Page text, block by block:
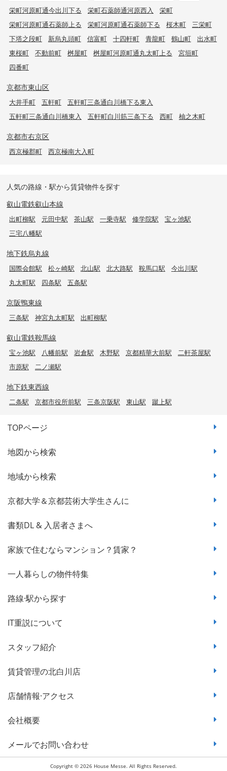
栄町河原町通今出川下る
栄町石薬師通河原西入
栄町
栄町河原町通石薬師上る
栄町河原町通石薬師下る 桜木町
三栄町
下塔之段町
新烏丸頭町 信富町 十四軒町 青龍町 鶴山町
出水町
東桜町
不動前町 桝屋町 桝屋町河原町通丸太町上る
宮垣町
四番町
京都市東山区
大井手町 五軒町
五軒町三条通白川橋下る東入
五軒町三条通白川橋東入
五軒町白川筋三条下る 西町 柚之木町
京都市右京区
西京極郡町 西京極南大入町
人気の路線・駅から賃貸物件を探す
叡山電鉄叡山本線
出町柳駅 元田中駅 茶山駅 一乗寺駅 修学院駅
宝ヶ池駅
三宅八幡駅
地下鉄烏丸線
国際会館駅 松ヶ崎駅 北山駅 北大路駅 鞍馬口駅
今出川駅
丸太町駅
四条駅 五条駅
京阪鴨東線
三条駅 神宮丸太町駅 出町柳駅
叡山電鉄鞍馬線
宝ヶ池駅 八幡前駅 岩倉駅 木野駅 京都精華大前駅
二軒茶屋駅
市原駅
二ノ瀬駅
地下鉄東西線
二条駅 京都市役所前駅 三条京阪駅 東山駅 蹴上駅
TOPページ
地図から検索
地域から検索
京都大学＆京都芸術大学生さんに
書類DL & 入居者さまへ
家族で住むならマンション？賃家？
一人暮らしの物件特集
路線·駅から探す
IT重説について
スタッフ紹介
賃貸管理の北白川店
店舗情報·アクセス
会社概要
メールでお問い合わせ
Copyright © 2026 House Messe. All Rights Reserved.